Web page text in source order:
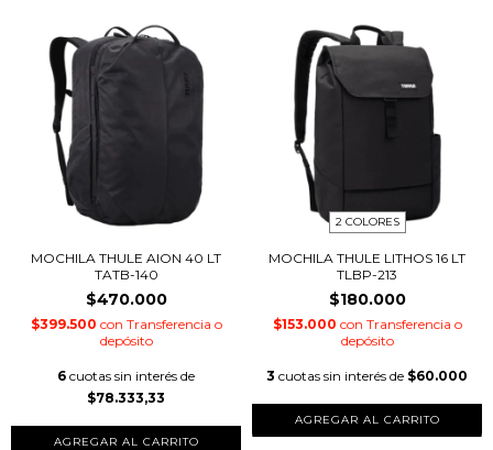
MOCHILA THULE AION 40 LT
TATB-140
$470.000
$399.500 con Transferencia o
depósito
6 cuotas sin interés de
$78.333,33
AGREGAR AL CARRITO
2 COLORES
MOCHILA THULE LITHOS 16 LT
TLBP-213
$180.000
$153.000 con Transferencia o
depósito
3 cuotas sin interés de $60.000
AGREGAR AL CARRITO